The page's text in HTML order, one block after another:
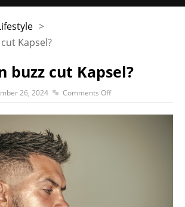
>
Kapsel?
buzz cut Kapsel?
26, 2024 Comments Off